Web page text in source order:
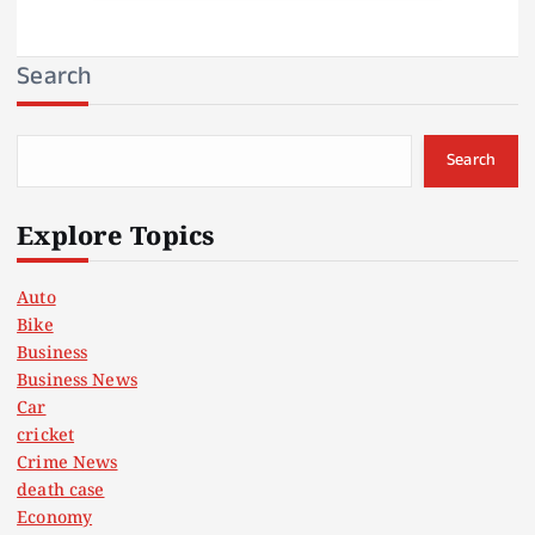
Search
Search
Explore Topics
Auto
Bike
Business
Business News
Car
cricket
Crime News
death case
Economy